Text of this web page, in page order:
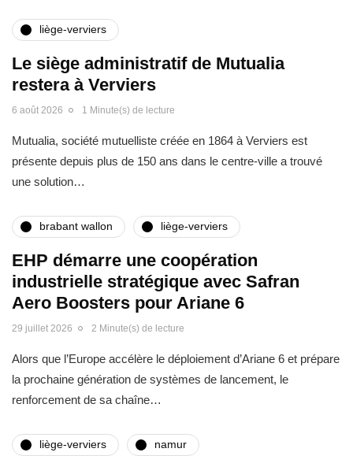
liège-verviers
Le siège administratif de Mutualia
restera à Verviers
6 août 2026 1 Minute(s) de lecture
Mutualia, société mutuelliste créée en 1864 à Verviers est
présente depuis plus de 150 ans dans le centre-ville a trouvé
une solution…
brabant wallon liège-verviers
EHP démarre une coopération
industrielle stratégique avec Safran
Aero Boosters pour Ariane 6
29 juillet 2026 2 Minute(s) de lecture
Alors que l’Europe accélère le déploiement d’Ariane 6 et prépare
la prochaine génération de systèmes de lancement, le
renforcement de sa chaîne…
liège-verviers namur